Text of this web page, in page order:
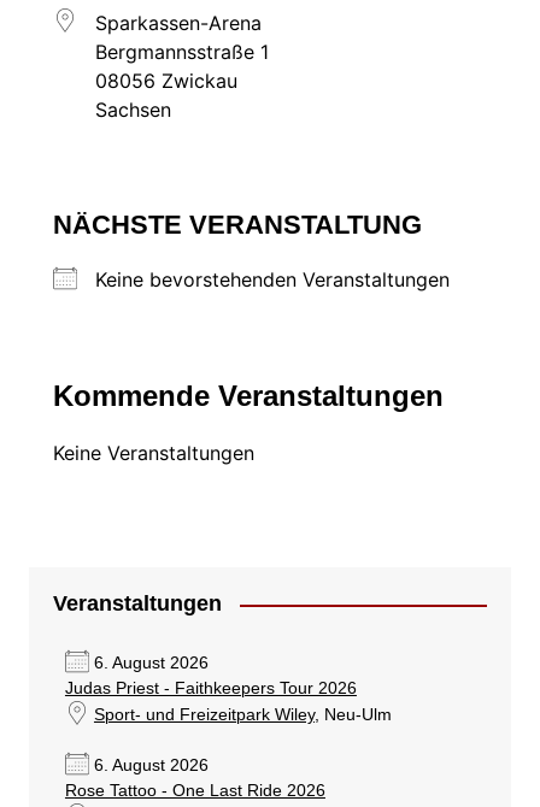
Sparkassen-Arena
Bergmannsstraße 1
08056 Zwickau
Sachsen
NÄCHSTE VERANSTALTUNG
Keine bevorstehenden Veranstaltungen
Kommende Veranstaltungen
Keine Veranstaltungen
Veranstaltungen
6. August 2026
Judas Priest - Faithkeepers Tour 2026
Sport- und Freizeitpark Wiley, Neu-Ulm
6. August 2026
Rose Tattoo - One Last Ride 2026